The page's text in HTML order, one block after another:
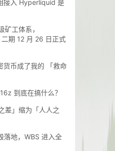
接入 Hyperliquid 是
工体系，
期 12 月 26 日正式
货币成了我的 「救命
到底在搞什么？
差」缩为「人人之
落地，WBS 进入全